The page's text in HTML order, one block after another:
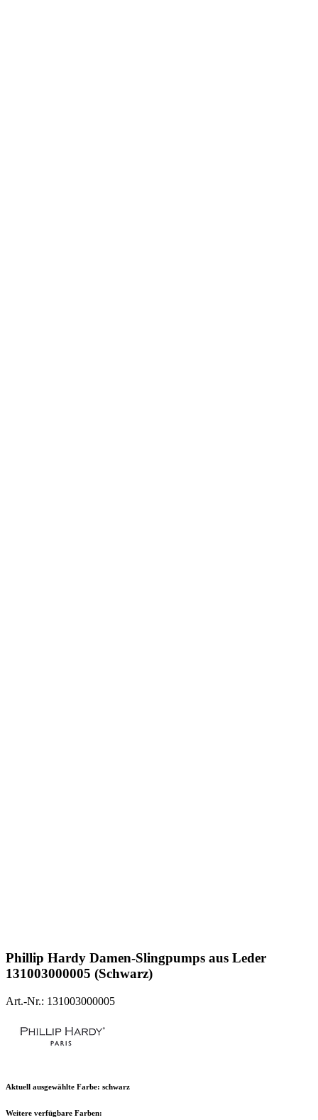
Phillip Hardy Damen-Slingpumps aus Leder
131003000005 (Schwarz)
Art.-Nr.: 131003000005
Aktuell ausgewählte Farbe: schwarz
Weitere verfügbare Farben: